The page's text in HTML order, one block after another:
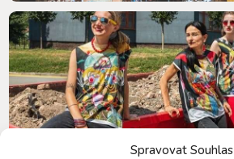
Spravovat Souhlas